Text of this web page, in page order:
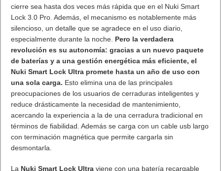
cierre sea hasta dos veces más rápida que en el Nuki Smart
Lock 3.0 Pro. Además, el mecanismo es notablemente más
silencioso, un detalle que se agradece en el uso diario,
especialmente durante la noche. Pero la verdadera
revolución es su autonomía: gracias a un nuevo paquete
de baterías y a una gestión energética más eficiente, el
Nuki Smart Lock Ultra promete hasta un año de uso con
una sola carga. Esto elimina una de las principales
preocupaciones de los usuarios de cerraduras inteligentes y
reduce drásticamente la necesidad de mantenimiento,
acercando la experiencia a la de una cerradura tradicional en
términos de fiabilidad. Además se carga con un cable usb largo
con terminación magnética que permite cargarla sin
desmontarla.
La Nuki Smart Lock Ultra viene con una batería recargable